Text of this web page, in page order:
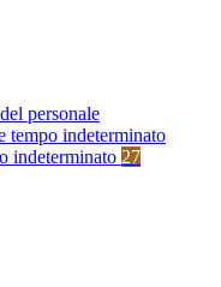
personale
tempo indeterminato
indeterminato 27